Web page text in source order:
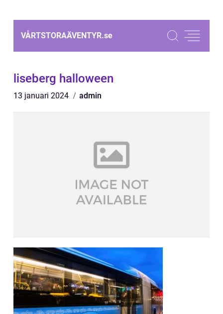
VÅRTSTORAÄVENTYR.se
liseberg halloween
13 januari 2024 admin